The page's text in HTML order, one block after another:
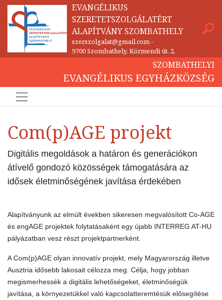
EVANGÉLIKUS
SZERETETSZOLGÁLATÉRT
ALAPÍTVÁNY SZOMBATHELY
szerszolgalat@gmail.com-
9700 Szombathely, Körmendi út. 2.
SZOMBATHELYI
EVANGÉLIKUS EGYHÁZKÖZSÉG
Com(p)AGE projekt
Digitális megoldások a határon és generációkon
átívelő gondozó közösségek támogatására az
idősek életminőségének javítása érdekében
Alapítványunk az elmúlt években sikeresen megvalósított Co-AGE
és engAGE projektek folytatásaként egy újabb INTERREG AT-HU
pályázatban vesz részt projektpartnerként.
A Com(p)AGE olyan innovatív projekt, mely Magyarország illetve
Ausztria idősebb lakosait célozza meg. Célja, hogy jobban
megismerhessék a digitális lehetőségeket, életminőségük
javítása, a környezetükkel való kapcsolatteremtésük elősegítése